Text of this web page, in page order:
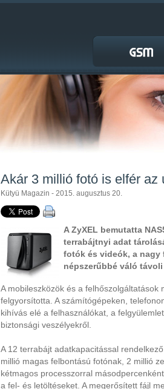
Akár 3 millió fotó is elfér az
Kütyü Magazin - 2015. augusztus 20.
A ZyXEL bemutatta
terrabájtnyi adat
fotók és videók, a nagy
népszerűbbé váló
A mobileszközök és a
felgyorsította. A számítógépeken,
kihívás elé a felhasználókat, a
biztonsági veszélyekről.
A 12 terrabájt adatkapacitással
millió magas felbontású fotónak, 2 millió
kétmagos processzorral
a fel- és letöltéseket. A megerősített fájl